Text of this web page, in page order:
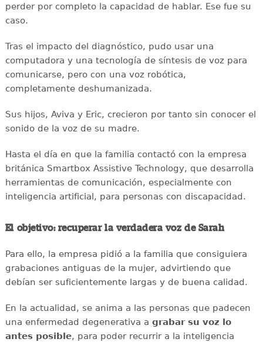
perder por completo la capacidad de hablar. Ese fue su
caso.
Tras el impacto del diagnóstico, pudo usar una
computadora y una tecnología de síntesis de voz para
comunicarse, pero con una voz robótica,
completamente deshumanizada.
Sus hijos, Aviva y Eric, crecieron por tanto sin conocer el
sonido de la voz de su madre.
Hasta el día en que la familia contactó con la empresa
británica Smartbox Assistive Technology, que desarrolla
herramientas de comunicación, especialmente con
inteligencia artificial, para personas con discapacidad.
El objetivo: recuperar la verdadera voz de Sarah
Para ello, la empresa pidió a la familia que consiguiera
grabaciones antiguas de la mujer, advirtiendo que
debían ser suficientemente largas y de buena calidad.
En la actualidad, se anima a las personas que padecen
una enfermedad degenerativa a grabar su voz lo
antes posible, para poder recurrir a la inteligencia